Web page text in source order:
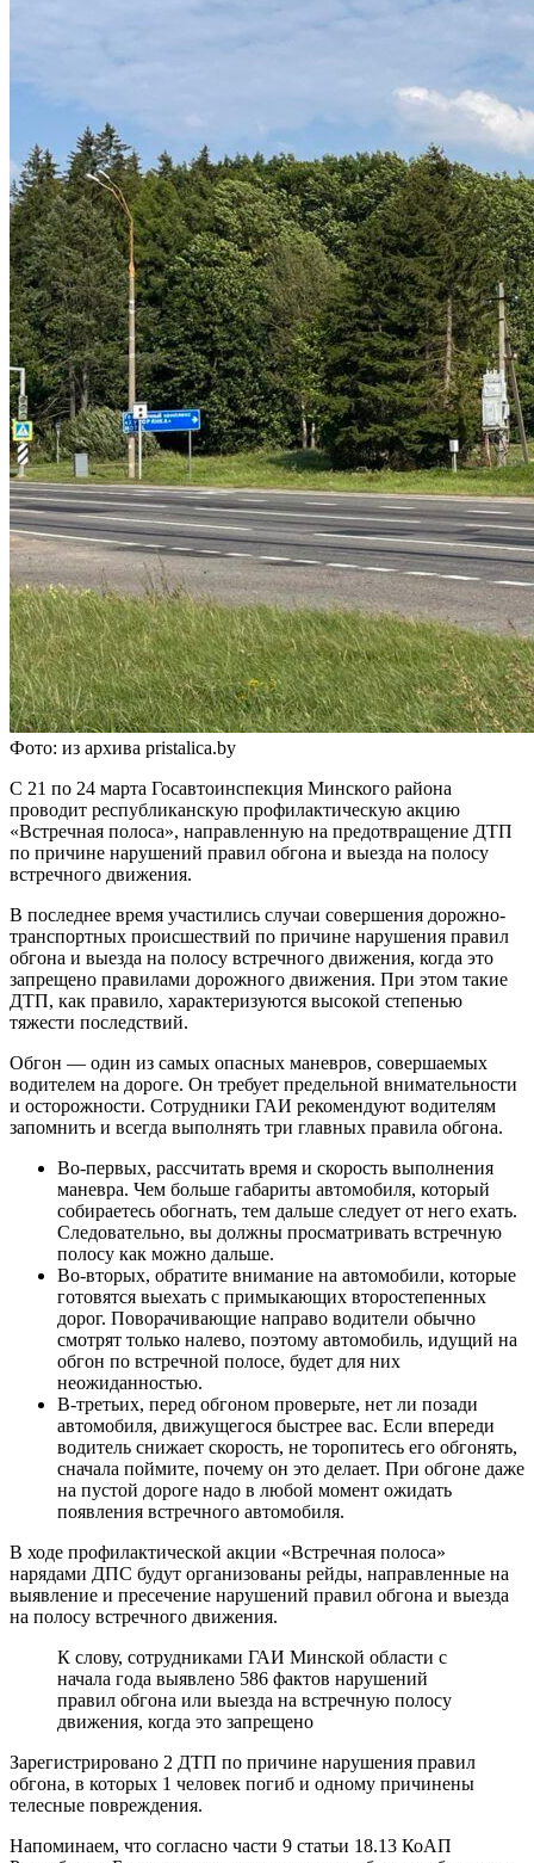
Фото: из архива pristalica.by
С 21 по 24 марта Госавтоинспекция Минского района
проводит республиканскую профилактическую акцию
«Встречная полоса», направленную на предотвращение ДТП
по причине нарушений правил обгона и выезда на полосу
встречного движения.
В последнее время участились случаи совершения дорожно-
транспортных происшествий по причине нарушения правил
обгона и выезда на полосу встречного движения, когда это
запрещено правилами дорожного движения. При этом такие
ДТП, как правило, характеризуются высокой степенью
тяжести последствий.
Обгон — один из самых опасных маневров, совершаемых
водителем на дороге. Он требует предельной внимательности
и осторожности. Сотрудники ГАИ рекомендуют водителям
запомнить и всегда выполнять три главных правила обгона.
Во-первых, рассчитать время и скорость выполнения
маневра. Чем больше габариты автомобиля, который
собираетесь обогнать, тем дальше следует от него ехать.
Следовательно, вы должны просматривать встречную
полосу как можно дальше.
Во-вторых, обратите внимание на автомобили, которые
готовятся выехать с примыкающих второстепенных
дорог. Поворачивающие направо водители обычно
смотрят только налево, поэтому автомобиль, идущий на
обгон по встречной полосе, будет для них
неожиданностью.
В-третьих, перед обгоном проверьте, нет ли позади
автомобиля, движущегося быстрее вас. Если впереди
водитель снижает скорость, не торопитесь его обгонять,
сначала поймите, почему он это делает. При обгоне даже
на пустой дороге надо в любой момент ожидать
появления встречного автомобиля.
В ходе профилактической акции «Встречная полоса»
нарядами ДПС будут организованы рейды, направленные на
выявление и пресечение нарушений правил обгона и выезда
на полосу встречного движения.
К слову, сотрудниками ГАИ Минской области с
начала года выявлено 586 фактов нарушений
правил обгона или выезда на встречную полосу
движения, когда это запрещено
Зарегистрировано 2 ДТП по причине нарушения правил
обгона, в которых 1 человек погиб и одному причинены
телесные повреждения.
Напоминаем, что согласно части 9 статьи 18.13 КоАП